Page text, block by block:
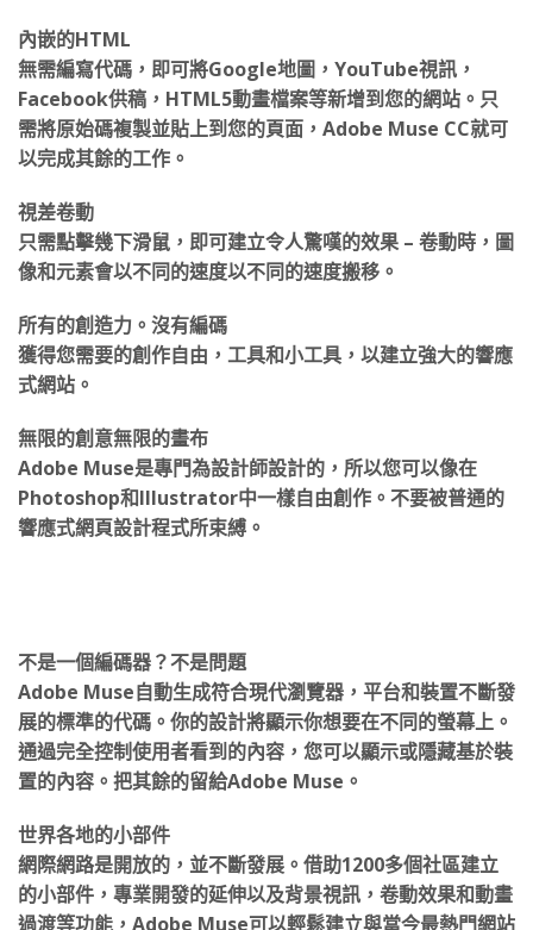
無需編寫代碼，即可將Google地圖，YouTube視訊，
Facebook供稿，HTML5動畫檔案等新增到您的網站。只
需將原始碼複製並貼上到您的頁面，Adobe Muse CC就可
以完成其餘的工作。
只需點擊幾下滑鼠，即可建立令人驚嘆的效果 – 卷動時，圖
像和元素會以不同的速度以不同的速度搬移。
獲得您需要的創作自由，工具和小工具，以建立強大的響應
式網站。
Adobe Muse是專門為設計師設計的，所以您可以像在
Photoshop和Illustrator中一樣自由創作。不要被普通的
響應式網頁設計程式所束縛。
Adobe Muse自動生成符合現代瀏覽器，平台和裝置不斷發
展的標準的代碼。你的設計將顯示你想要在不同的螢幕上。
通過完全控制使用者看到的內容，您可以顯示或隱藏基於裝
置的內容。把其餘的留給Adobe Muse。
網際網路是開放的，並不斷發展。借助1200多個社區建立
的小部件，專業開發的延伸以及背景視訊，卷動效果和動畫
過渡等功能，Adobe Muse可以輕鬆建立與當今最熱門網站